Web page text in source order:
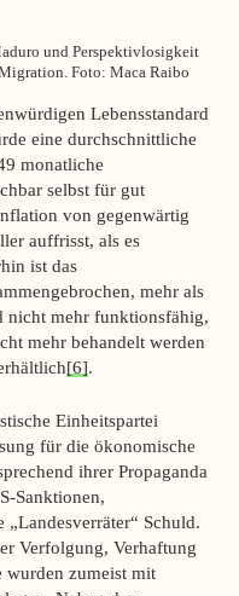
und Perspektivlosigkeit
Foto: Maca Raibo
Lebensstandard
eine durchschnittliche
monatliche
selbst für gut
von gegenwärtig
auffrisst, als es
ist das
mehr als
nicht mehr funktionsfähig,
mehr behandelt werden
[6].
Einheitspartei
für die ökonomische
ihrer Propaganda
Sanktionen,
„Landesverräter“ Schuld.
Verfolgung, Verhaftung
wurden zumeist mit